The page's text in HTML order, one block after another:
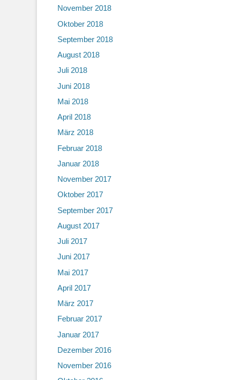
November 2018
Oktober 2018
September 2018
August 2018
Juli 2018
Juni 2018
Mai 2018
April 2018
März 2018
Februar 2018
Januar 2018
November 2017
Oktober 2017
September 2017
August 2017
Juli 2017
Juni 2017
Mai 2017
April 2017
März 2017
Februar 2017
Januar 2017
Dezember 2016
November 2016